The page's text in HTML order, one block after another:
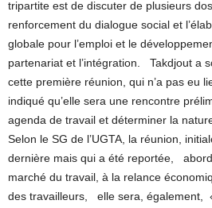
tripartite est de discuter de plusieurs
renforcement du dialogue social et
globale pour l’emploi et le
partenariat et l’intégration. Takdjout a
cette première réunion, qui n’a pas eu
indiqué qu’elle sera une rencontre
agenda de travail et déterminer la
Selon le SG de l’UGTA, la réunion,
dernière mais qui a été reportée,
marché du travail, à la relance
des travailleurs, elle sera, également,